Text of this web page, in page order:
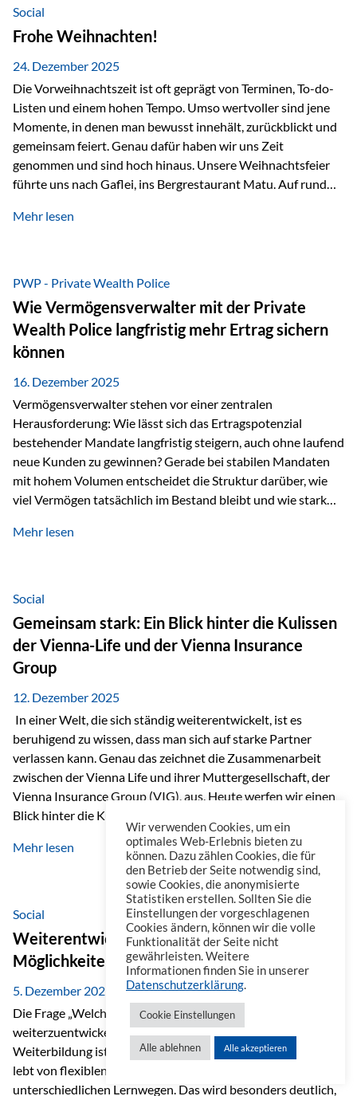
starkes Miteinander ist. Neben diesen gemeinsamen
Erlebnissen konnten wir…
Social
Frohe Weihnachten!
24. Dezember 2025
Die Vorweihnachtszeit ist oft geprägt von Terminen, To-do-
Listen und einem hohen Tempo. Umso wertvoller sind jene
Momente, in denen man bewusst innehält, zurückblickt und
gemeinsam feiert. Genau dafür haben wir uns Zeit
genommen und sind hoch hinaus. Unsere Weihnachtsfeier
führte uns nach Gaflei, ins Bergrestaurant Matu. Auf rund
beeindruckendes Panorama, sondern auch etwas, das im
verschneiter Landschaft, bei feinem Essen, guter Musik und
einer entspannten…
Mehr lesen
PWP - Private Wealth Police
Wie Vermögensverwalter mit der Private
Wealth Police langfristig mehr Ertrag sichern
können
16. Dezember 2025
Vermögensverwalter stehen vor einer zentralen
Herausforderung: Wie lässt sich das Ertragspotenzial
bestehender Mandate langfristig steigern, auch ohne laufend
neue Kunden zu gewinnen? Gerade bei stabilen Mandaten
mit hohem Volumen entscheidet die Struktur darüber, wie
viel Vermögen tatsächlich im Bestand bleibt und wie stark
Beispiel verdeutlicht diese Wirkung besonders deutlich.
hinzukommen, spielt nicht nur die Rendite eine Rolle. Auch
steuerliche Effekte haben einen erheblichen Einfluss auf…
Mehr lesen
Social
Gemeinsam stark: Ein Blick hinter die Kulissen
der Vienna-Life und der Vienna Insurance
Group
12. Dezember 2025
In einer Welt, die sich ständig weiterentwickelt, ist es
beruhigend zu wissen, dass man sich auf starke Partner
verlassen kann. Genau das zeichnet die Zusammenarbeit
zwischen der Vienna Life und ihrer Muttergesellschaft, der
Vienna Insurance Group (VIG), aus. Heute werfen wir einen
Blick hinter die Kulissen auf eine Unternehmensgruppe mit
beeindruckender Geschichte, gewachsenem Know-how und
einem stabilen Fundament. Ein starkes Netzwerk in ganz
Europa Die Vienna Insurance Group ist die führende
Versicherungsgruppe in Zentral- und Osteuropa. Mit über
50 Versicherungsgesellschaften in insgesamt 30 Ländern
verbindet sie regionale Stärke mit internationaler
Kompetenz.
Mehr lesen
Social
Weiterentwicklung im Berufsalltag: Welche
Möglichkeiten es gibt
5. Dezember 2025
Die Frage „Welche Möglichkeiten gibt es, sich
weiterzuentwickeln?“ lässt sich heute vielseitig beantworten.
Weiterbildung ist längst kein starrer Prozess mehr, sondern
lebt von flexiblen Formaten, individuellen Bedürfnissen und
unterschiedlichen Lernwegen. Das wird besonders deutlich,
Wir verwenden Cookies, um ein
optimales Web-Erlebnis bieten zu
können. Dazu zählen Cookies, die für
den Betrieb der Seite notwendig sind,
sowie Cookies, die anonymisierte
Statistiken erstellen. Sollten Sie die
Einstellungen der vorgeschlagenen
Cookies ändern, können wir die volle
Funktionalität der Seite nicht
gewährleisten. Weitere
Informationen finden Sie in unserer
Datenschutzerklärung.
Cookie Einstellungen
Alle ablehnen Alle akzeptieren